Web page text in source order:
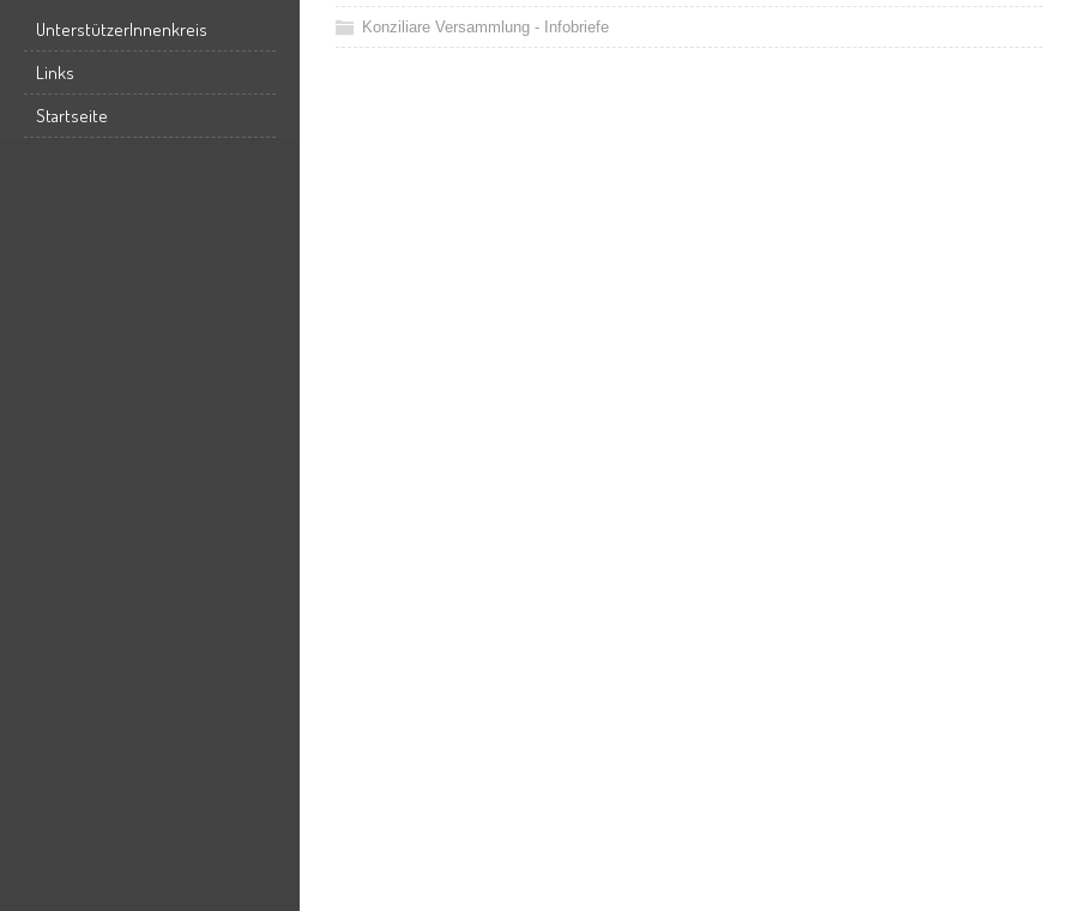
UnterstützerInnenkreis
Links
Startseite
Konziliare Versammlung - Infobriefe
1.
2.